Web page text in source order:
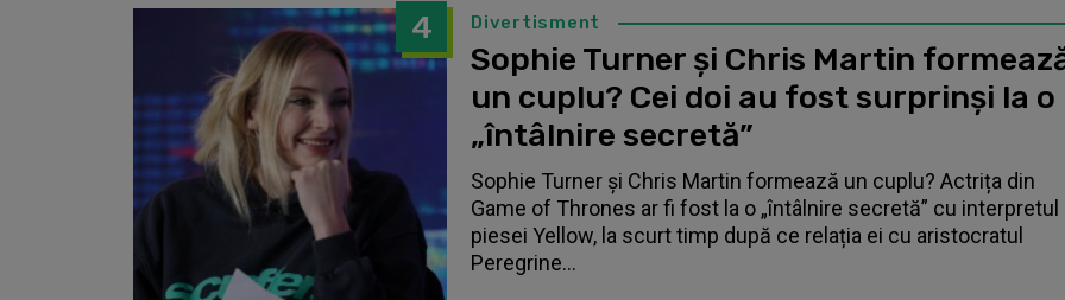
4 Divertisment
Sophie Turner și Chris Martin
un cuplu? Cei doi au fost surprinși la o
„întâlnire secretă”
Sophie Turner și Chris Martin formează un cuplu? Actrița din
Game of Thrones ar fi fost la o „întâlnire secretă” cu interpretul
piesei Yellow, la scurt timp după ce relația ei cu aristocratul
Peregrine...